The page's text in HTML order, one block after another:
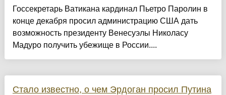
Госсекретарь Ватикана кардинал Пьетро Паролин в
конце декабря просил администрацию США дать
возможность президенту Венесуэлы Николасу
Мадуро получить убежище в России....
Стало известно, о чем Эрдоган просил Путина